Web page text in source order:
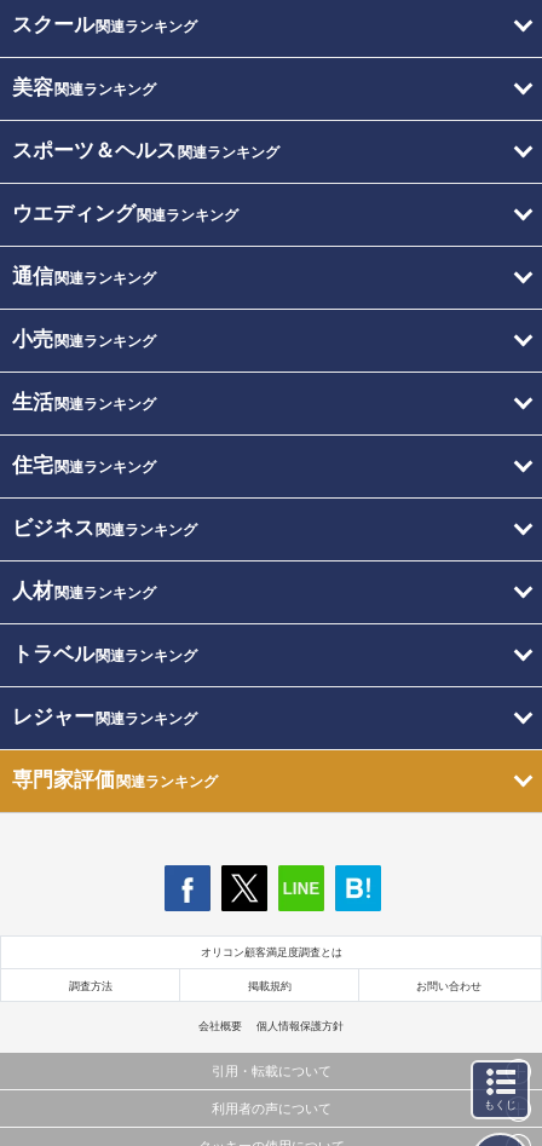
スクール関連ランキング
美容関連ランキング
スポーツ＆ヘルス 関連ランキング
ウエディング関連ランキング
通信関連ランキング
小売関連ランキング
生活関連ランキング
住宅関連ランキング
ビジネス 関連ランキング
人材関連ランキング
トラベル関連ランキング
レジャー関連ランキング
専門家評価関連ランキング
オリコン顧客満足度調査とは
調査方法 掲載規約 お問い合わせ
会社概要 個人情報保護方針
引用・転載について
当サイトで公開されている情報（文字、写真、イラスト、画像データ等）及びこれらの配置・
利用者の声について もくじ